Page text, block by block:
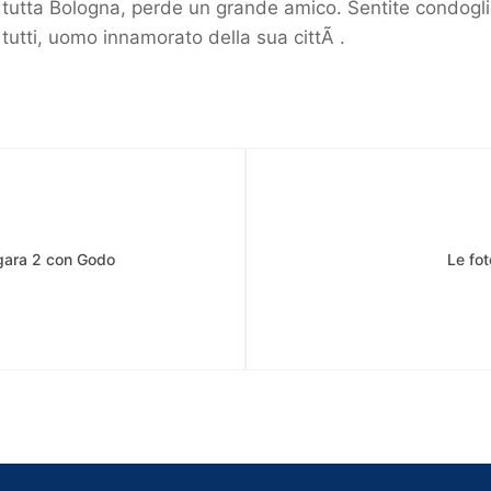
Bologna, perde un grande amico. Sentite
uomo innamorato della sua cittÃ .
2 con Godo Le